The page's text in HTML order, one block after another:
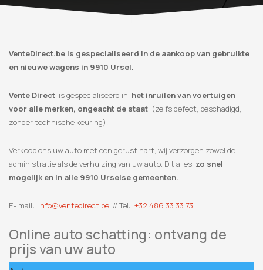
VenteDirect.be is gespecialiseerd in de aankoop van gebruikte
en nieuwe wagens in 9910 Ursel.
Vente Direct is gespecialiseerd in het inruilen van voertuigen
voor alle merken, ongeacht de staat (zelfs defect, beschadigd,
zonder technische keuring).
Verkoop ons uw auto met een gerust hart, wij verzorgen zowel de
administratie als de verhuizing van uw auto. Dit alles zo snel
mogelijk en in alle 9910 Urselse gemeenten.
E- mail: info@ventedirect.be // Tel: +32 486 33 33 73
Online auto schatting: ontvang de
prijs van uw auto
Your